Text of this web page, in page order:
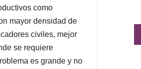
como
mayor densidad de
civiles, mejor
se requiere
es grande y no